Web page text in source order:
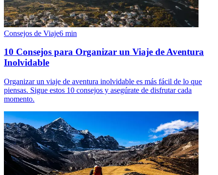
Consejos de Viaje6 min
10 Consejos para Organizar un Viaje de Aventura
Inolvidable
Organizar un viaje de aventura inolvidable es más fácil de lo que
piensas. Sigue estos 10 consejos y asegúrate de disfrutar cada
momento.